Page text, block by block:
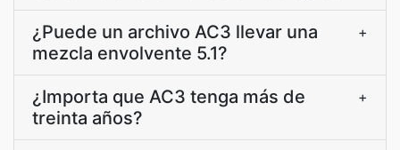
¿Puede un archivo AC3 llevar una
mezcla envolvente 5.1?
+
¿Importa que AC3 tenga más de
treinta años?
+